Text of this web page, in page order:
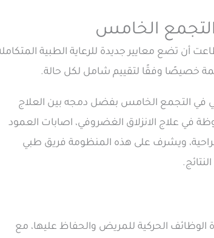
الخامس
أن تضع معايير جديدة للرعاية الطبية
خصيصًا وفقًا لتقييم شامل لكل حالة.
في التجمع الخامس بفضل دمجه بين العلاج
في علاج الانزلاق الغضروفي، اصابات العمود
ويشرف على هذه المنظومة فريق طبي
الوظائف الحركية للمريض والحفاظ عليها، مع